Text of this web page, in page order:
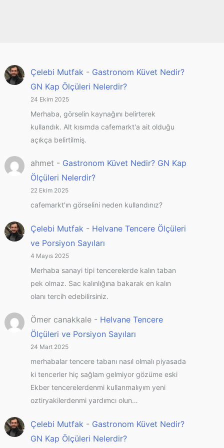
Çelebi Mutfak - Gastronom Küvet Nedir?
GN Kap Ölçüleri Nelerdir?
24 Ekim 2025
Merhaba, görselin kaynağını belirterek
kullandık. Alt kısımda cafemarkt'a ait olduğu
açıkça belirtilmiş.
ahmet - Gastronom Küvet Nedir? GN Kap
Ölçüleri Nelerdir?
22 Ekim 2025
cafemarkt'ın görselini neden kullandınız?
Çelebi Mutfak - Helvane Tencere Ölçüleri
ve Porsiyon Sayıları
4 Mayıs 2025
Merhaba sanayi tipi tencerelerde kalın taban
pek olmaz. Sac kalınlığına bakarak en kalın
olanı tercih edebilirsiniz.
Ömer canakkale - Helvane Tencere
Ölçüleri ve Porsiyon Sayıları
24 Mart 2025
merhabalar tencere tabanı nasıl olmalı piyasada
ki tencerler hiç sağlam gelmiyor gözüme eski
Ekber tencerelerdenmi kullanmalıyım yeni
oztiryakilerdenmi yardımcı olun…
Çelebi Mutfak - Gastronom Küvet Nedir?
GN Kap Ölçüleri Nelerdir?